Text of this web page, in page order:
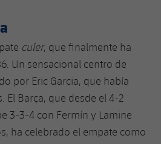
culer, que finalmente ha
Un sensacional centro de
por Eric Garcia, que había
El Barça, que desde el 4-2
3-3-4 con Fermín y Lamine
ha celebrado el empate como